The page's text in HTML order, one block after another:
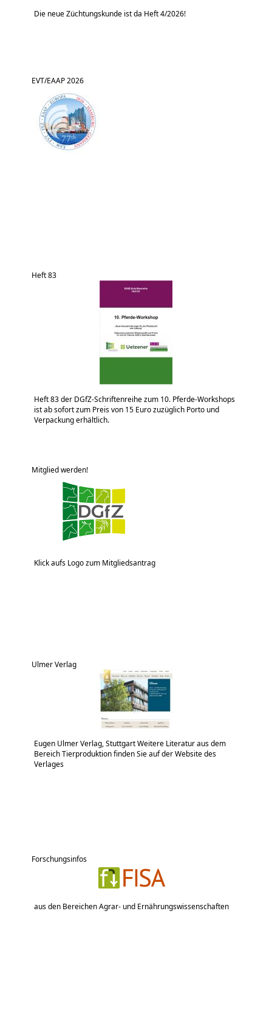
Die neue Züchtungskunde ist da Heft 4/2026!
EVT/EAAP 2026
Heft 83
Heft 83 der DGfZ-Schriftenreihe zum 10. Pferde-Workshops
ist ab sofort zum Preis von 15 Euro zuzüglich Porto und
Verpackung erhältlich.
Mitglied werden!
Klick aufs Logo zum Mitgliedsantrag
Ulmer Verlag
Eugen Ulmer Verlag, Stuttgart Weitere Literatur aus dem
Bereich Tierproduktion finden Sie auf der Website des
Verlages
Forschungsinfos
aus den Bereichen Agrar- und Ernährungswissenschaften